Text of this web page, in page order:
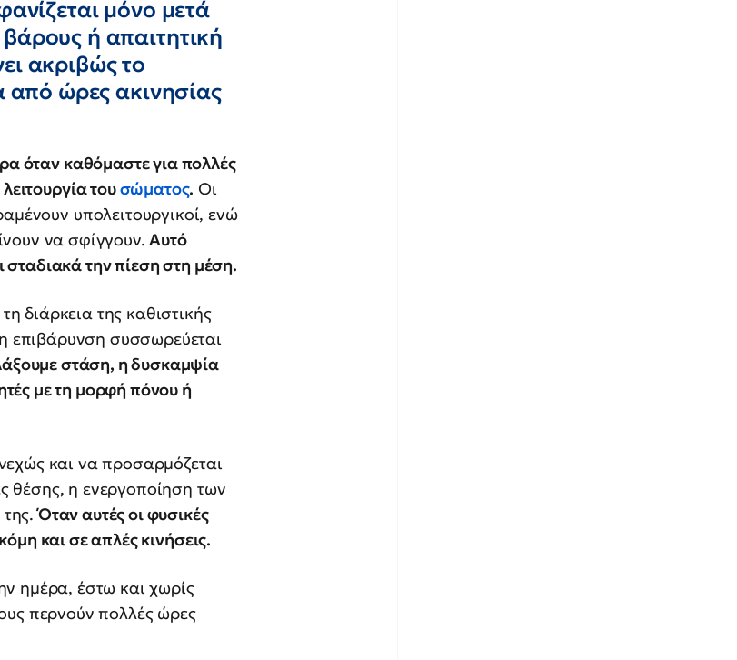
μόνο μετά
ή απαιτητική
ακριβώς το
από ώρες ακινησίας
όταν καθόμαστε για πολλές
τουσώματος. Οι
υπολειτουργικοί, ενώ
να σφίγγουν.Αυτό
την πίεση στη μέση.
διάρκεια της καθιστικής
επιβάρυνση συσσωρεύεται
στάση, η δυσκαμψία
με τη μορφή πόνου ή
και να προσαρμόζεται
θέσης, η ενεργοποίηση των
της.Όταν αυτές οι φυσικές
και σε απλές κινήσεις.
ημέρα, έστω και χωρίς
περνούν πολλές ώρες